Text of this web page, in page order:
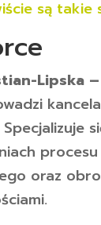
są takie
Lipska
procesu
oraz